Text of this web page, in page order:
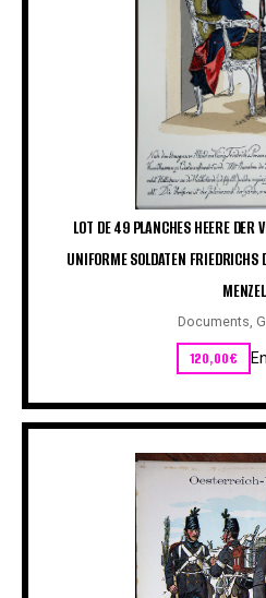
LOT DE 49 PLANCHES HEERE DER
UNIFORME SOLDATEN FRIEDRICHS
MENZEL
Documents,
120,00€